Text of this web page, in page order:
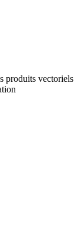
produits vectoriels